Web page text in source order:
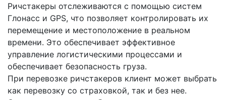
Ричстакеры отслеживаются с помощью систем
Глонасс и GPS, что позволяет контролировать их
перемещение и местоположение в реальном
времени. Это обеспечивает эффективное
управление логистическими процессами и
обеспечивает безопасность груза.
При перевозке ричстакеров клиент может выбрать
как перевозку со страховкой, так и без нее.